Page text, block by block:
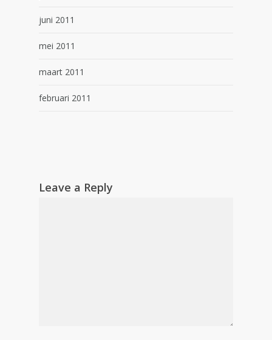
juni 2011
mei 2011
maart 2011
februari 2011
Leave a Reply